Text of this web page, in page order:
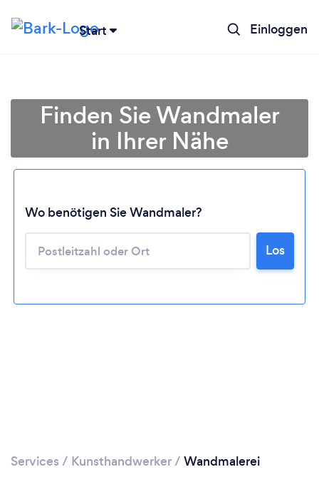
Start Einloggen
Lädt ...
Bitte warten ...
Finden Sie Wandmaler
in Ihrer Nähe
Wo benötigen Sie Wandmaler?
Los
Services / Kunsthandwerker/ Wandmalerei